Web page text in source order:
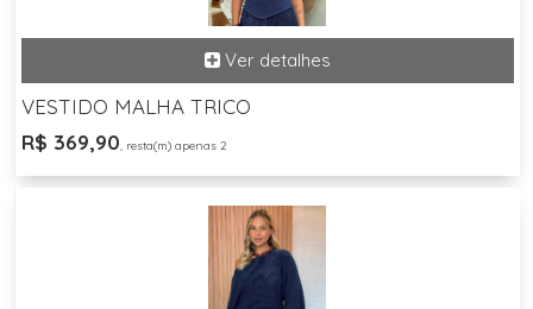
VESTIDO MALHA TRICO
R$ 369,90, resta(m) apenas 2